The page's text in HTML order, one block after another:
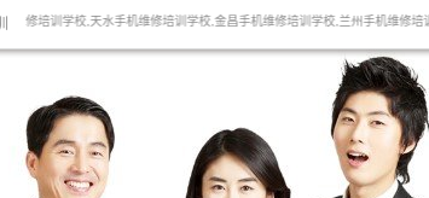
训学校,金昌手机维修培训学校,兰州手机维修培训学校,榆林手机维